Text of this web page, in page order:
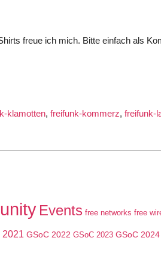
freue ich mich. Bitte einfach als
klamotten, freifunk-kommerz, freifunk-
Events free networks free
2021 GSoC 2022 GSoC 2023 GSoC 2024